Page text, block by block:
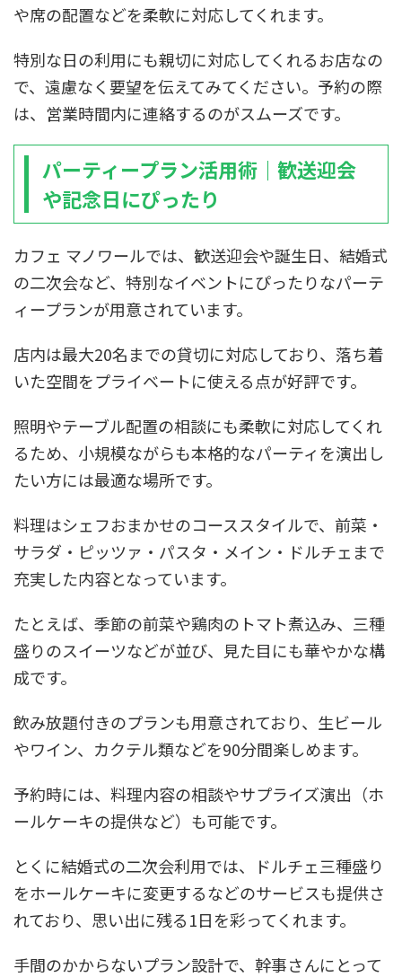
や席の配置などを柔軟に対応してくれます。
特別な日の利用にも親切に対応してくれるお店なの
で、遠慮なく要望を伝えてみてください。予約の際
は、営業時間内に連絡するのがスムーズです。
パーティープラン活用術｜歓送迎会
や記念日にぴったり
カフェ マノワールでは、歓送迎会や誕生日、結婚式
の二次会など、特別なイベントにぴったりなパーテ
ィープランが用意されています。
店内は最大20名までの貸切に対応しており、落ち着
いた空間をプライベートに使える点が好評です。
照明やテーブル配置の相談にも柔軟に対応してくれ
るため、小規模ながらも本格的なパーティを演出し
たい方には最適な場所です。
料理はシェフおまかせのコーススタイルで、前菜・
サラダ・ピッツァ・パスタ・メイン・ドルチェまで
充実した内容となっています。
たとえば、季節の前菜や鶏肉のトマト煮込み、三種
盛りのスイーツなどが並び、見た目にも華やかな構
成です。
飲み放題付きのプランも用意されており、生ビール
やワイン、カクテル類などを90分間楽しめます。
予約時には、料理内容の相談やサプライズ演出（ホ
ールケーキの提供など）も可能です。
とくに結婚式の二次会利用では、ドルチェ三種盛り
をホールケーキに変更するなどのサービスも提供さ
れており、思い出に残る1日を彩ってくれます。
手間のかからないプラン設計で、幹事さんにとって